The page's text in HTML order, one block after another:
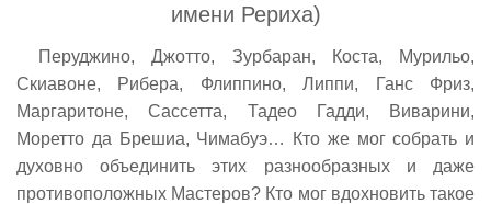
имени Рериха)
Перуджино, Джотто, Зурбаран, Коста, Мурильо,
Скиавоне, Рибера, Флиппино, Липпи, Ганс Фриз,
Маргаритоне, Сассетта, Тадео Гадди, Виварини,
Моретто да Брешиа, Чимабуэ… Кто же мог собрать и
духовно объединить этих разнообразных и даже
противоположных Мастеров? Кто мог вдохновить такое